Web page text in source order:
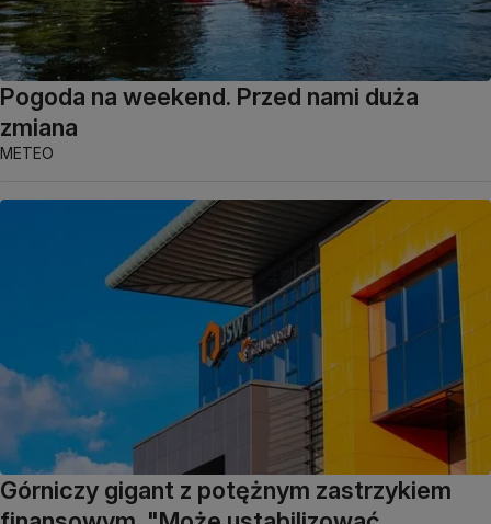
Pogoda na weekend. Przed nami duża
zmiana
METEO
Górniczy gigant z potężnym zastrzykiem